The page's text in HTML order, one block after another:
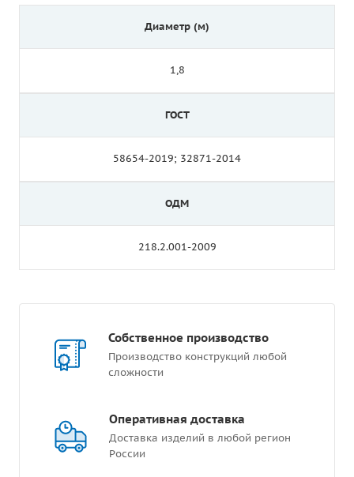
Диаметр (м)
1,8
ГОСТ
58654-2019; 32871-2014
ОДМ
218.2.001-2009
Собственное производство
Производство конструкций любой
сложности
Оперативная доставка
Доставка изделий в любой регион
России